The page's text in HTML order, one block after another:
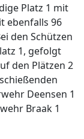
Platz 1 mit
ebenfalls 96
den Schützen
1, gefolgt
den Plätzen 2
Deensen 1
Braak 1